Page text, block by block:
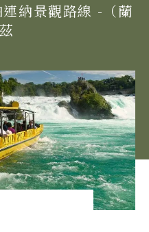
納景觀路線 -（蘭